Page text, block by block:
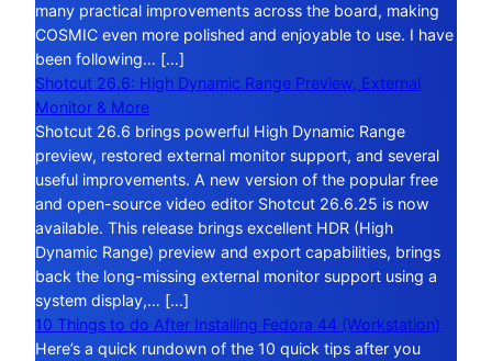
many practical improvements across the board, making
COSMIC even more polished and enjoyable to use. I have
been following… […]
Shotcut 26.6: High Dynamic Range Preview, External
Monitor & More
Shotcut 26.6 brings powerful High Dynamic Range
preview, restored external monitor support, and several
useful improvements. A new version of the popular free
and open-source video editor Shotcut 26.6.25 is now
available. This release brings excellent HDR (High
Dynamic Range) preview and export capabilities, brings
back the long-missing external monitor support using a
system display,… […]
10 Things to do After Installing Fedora 44 (Workstation)
Here’s a quick rundown of the 10 quick tips after you